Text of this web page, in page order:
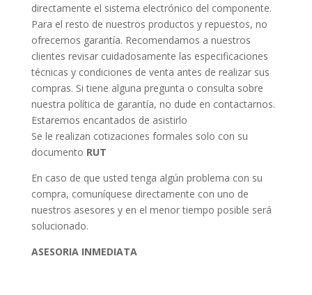
directamente el sistema electrónico del componente.
Para el resto de nuestros productos y repuestos, no
ofrecemos garantía. Recomendamos a nuestros
clientes revisar cuidadosamente las especificaciones
técnicas y condiciones de venta antes de realizar sus
compras. Si tiene alguna pregunta o consulta sobre
nuestra política de garantía, no dude en contactarnos.
Estaremos encantados de asistirlo
Se le realizan cotizaciones formales solo con su
documento RUT
En caso de que usted tenga algún problema con su
compra, comuníquese directamente con uno de
nuestros asesores y en el menor tiempo posible será
solucionado.
ASESORIA INMEDIATA